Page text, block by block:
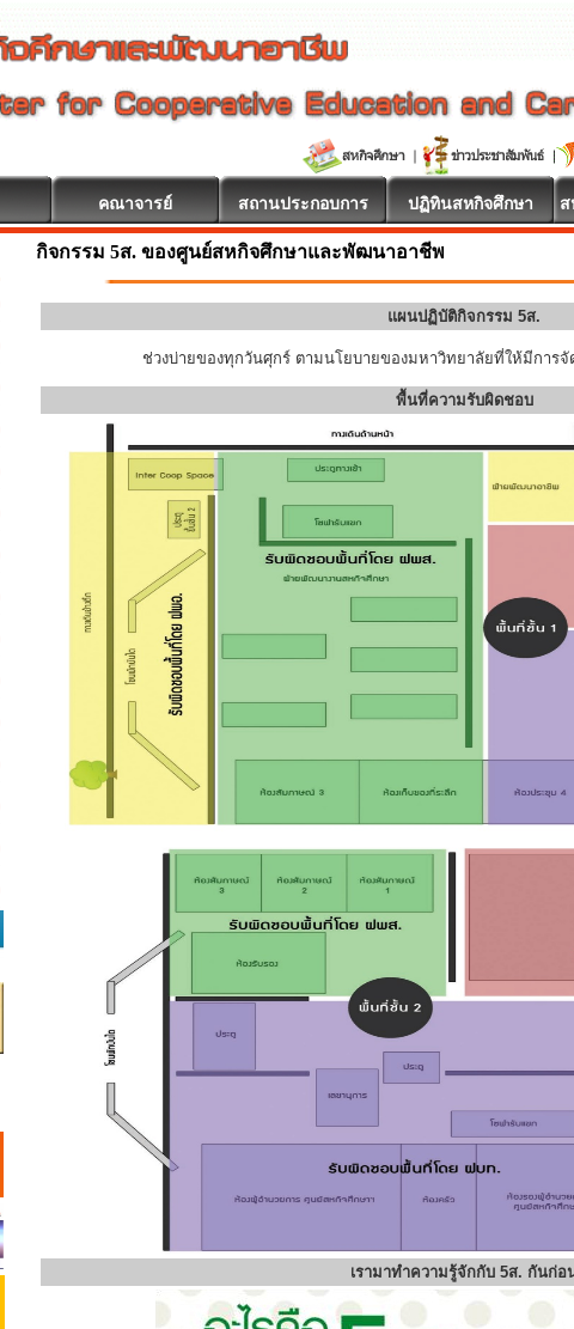
คณาจารย์ สถานประกอบการ ปฏิทินสหกิจศึกษา
กิจกรรม 5ส. ของศูนย์สหกิจศึกษาและพัฒนาอาชีพ
แผนปฏิบัติกิจกรรม 5ส.
ช่วงบ่ายของทุกวันศุกร์ ตามนโยบายของมหาวิทยาลัยที่ให้มีการจั
พื้นที่ความรับผิดชอบ
เรามาทำความรู้จักกับ 5ส. กันก่อ